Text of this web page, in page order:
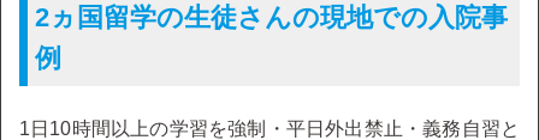
2ヵ国留学の生徒さんの現地での入院事
例
1日10時間以上の学習を強制・平日外出禁止・義務自習と